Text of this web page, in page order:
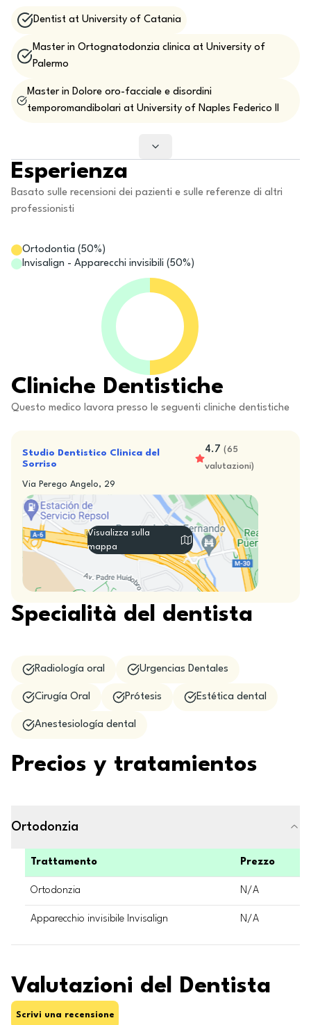
Dentist at University of Catania
Master in Ortognatodonzia clinica at University of
Palermo
Master in Dolore oro-facciale e disordini
temporomandibolari at University of Naples Federico II
Esperienza
Basato sulle recensioni dei pazienti e sulle referenze di altri
professionisti
Ortodontia (50%)
Invisalign - Apparecchi invisibili (50%)
Cliniche Dentistiche
Questo medico lavora presso le seguenti cliniche dentistiche
Studio Dentistico Clinica del
Sorriso
4.7 (65
valutazioni)
Via Perego Angelo, 29
Visualizza sulla
mappa
Specialità del dentista
Radiología oral Urgencias Dentales
Cirugía Oral Prótesis Estética dental
Anestesiología dental
Precios y tratamientos
Ortodonzia
Trattamento Prezzo
Ortodonzia N/A
Apparecchio invisibile Invisalign N/A
Valutazioni del Dentista
Scrivi una recensione